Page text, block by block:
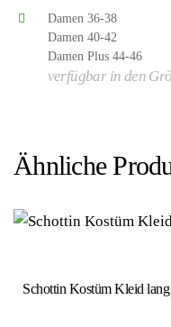
Damen 36-38
Damen 40-42
Damen Plus 44-46
verfügbar in den
Ähnliche
Schottin Kostüm Kleid